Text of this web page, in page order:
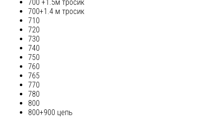
700 +1.5м тросик
700+1.4 м тросик
710
720
730
740
750
760
765
770
780
800
800+900 цепь